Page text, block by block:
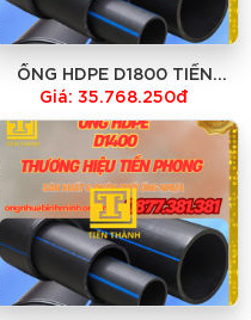
ỐNG HDPE D1800 TIỀN
PHONG -GIÁ TẠI NHÀ MÁY -
HỔ TRỢ VẬN CHUYỂN TOÀN
QUỐC
Giá: 35.768.250đ